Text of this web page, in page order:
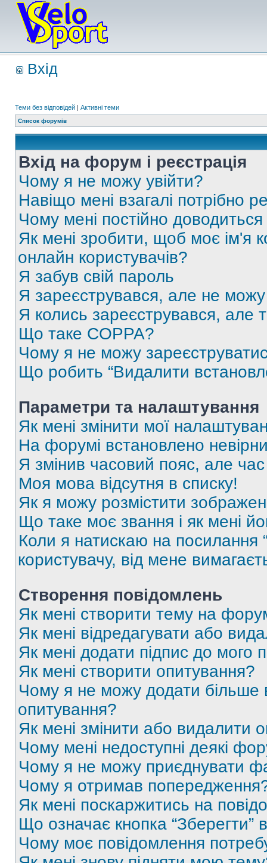
Вхід
Теми без відповідей | Активні теми
Список форумів
Вхід на форум і реєстрація
Чому я не можу увійти?
Навіщо мені взагалі потрібно
Чому мені постійно
Як мені зробити, щоб моє ім'я
онлайн користувачів?
Я забув свій пароль
Я зареєструвався, але не
Я колись зареєструвався,
Що таке COPPA?
Чому я не можу
Що робить “Видалити
Параметри та налаштування
Як мені змінити мої
На форумі встановлено
Я змінив часовий пояс, але
Моя мова відсутня в списку!
Як я можу розмістити
Що таке моє звання і як мені
Коли я натискаю на посилання
користувачу, від мене
Створення повідомлень
Як мені створити тему на
Як мені відредагувати або
Як мені додати підпис до мого
Як мені створити опитування?
Чому я не можу додати більше
опитування?
Як мені змінити або видалити
Чому мені недоступні деякі
Чому я не можу приєднувати
Чому я отримав
Як мені поскаржитись на
Що означає кнопка
Чому моє повідомлення